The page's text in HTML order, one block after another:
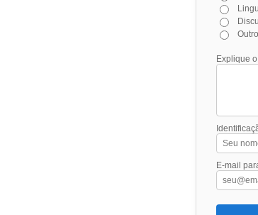
Explique
E-mail